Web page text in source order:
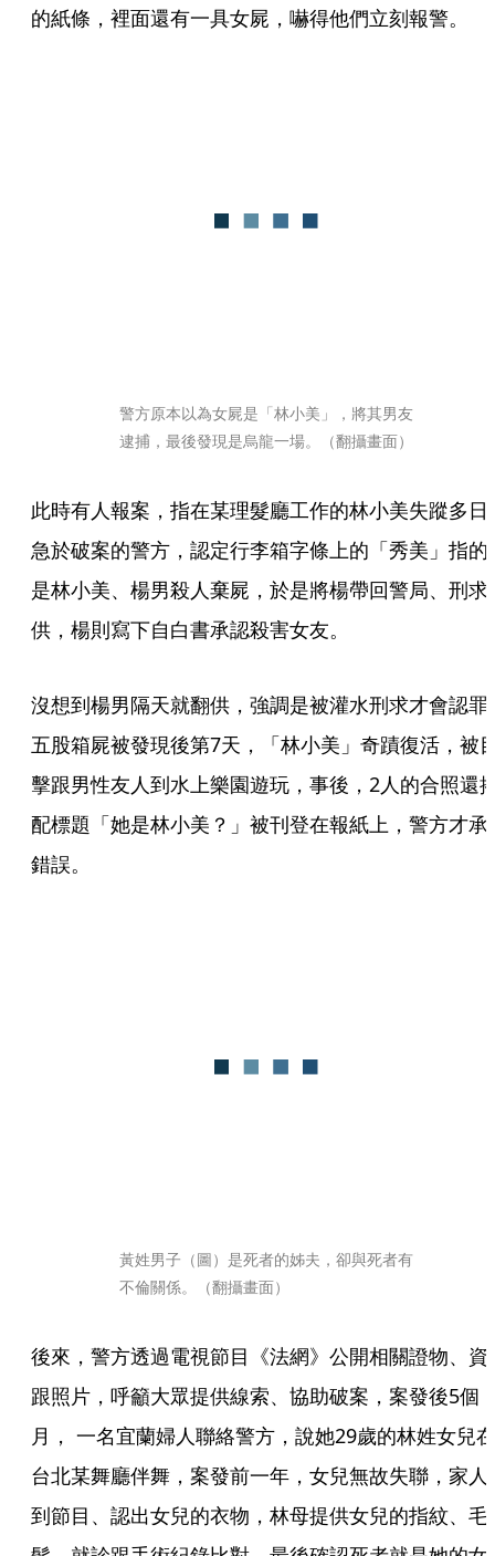
的紙條，裡面還有一具女屍，嚇得他們立刻報警。
警方原本以為女屍是「林小美」，將其男友
逮捕，最後發現是烏龍一場。（翻攝畫面）
此時有人報案，指在某理髮廳工作的林小美失蹤多日
急於破案的警方，認定行李箱字條上的「秀美」指的
是林小美、楊男殺人棄屍，於是將楊帶回警局、刑求
供，楊則寫下自白書承認殺害女友。
沒想到楊男隔天就翻供，強調是被灌水刑求才會認罪
五股箱屍被發現後第7天，「林小美」奇蹟復活，被
擊跟男性友人到水上樂園遊玩，事後，2人的合照還
配標題「她是林小美？」被刊登在報紙上，警方才承
錯誤。
黃姓男子（圖）是死者的姊夫，卻與死者有
不倫關係。（翻攝畫面）
後來，警方透過電視節目《法網》公開相關證物、資
跟照片，呼籲大眾提供線索、協助破案，案發後5個
月， 一名宜蘭婦人聯絡警方，說她29歲的林姓女兒在
台北某舞廳伴舞，案發前一年，女兒無故失聯，家人
到節目、認出女兒的衣物，林母提供女兒的指紋、毛